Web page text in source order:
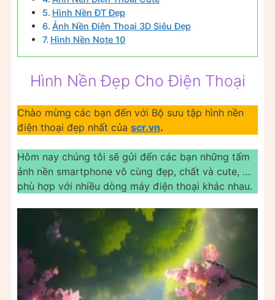
Hình Nền ĐT Đẹp
Ảnh Nền Điện Thoại 3D Siêu Đẹp
Hình Nền Note 10
Hình Nền Đẹp Cho Điện Thoại
Chào mừng các bạn đến với Bộ sưu tập hình nền
điện thoại đẹp nhất của scr.vn.
Hôm nay chúng tôi sẽ gửi đến các bạn những tấm
ảnh nền smartphone vô cùng đẹp, chất và cute, …
phù hợp với nhiều dòng máy điện thoại khác nhau.